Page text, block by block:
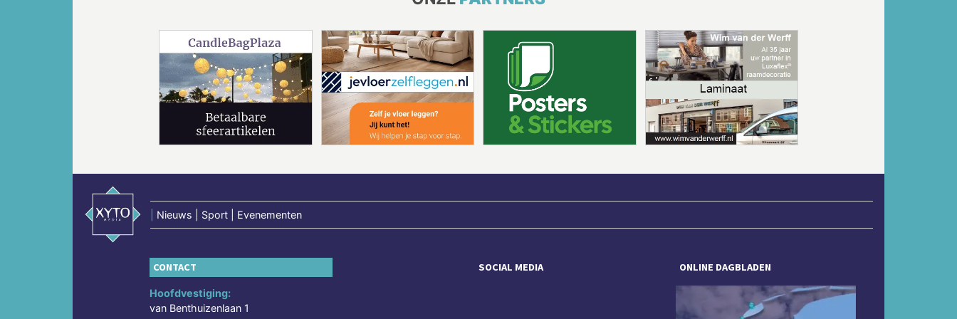
Nieuws | Sport | Evenementen
CONTACT
Hoofdvestiging:
van Benthuizenlaan 1
SOCIAL MEDIA ONLINE DAGBLADEN